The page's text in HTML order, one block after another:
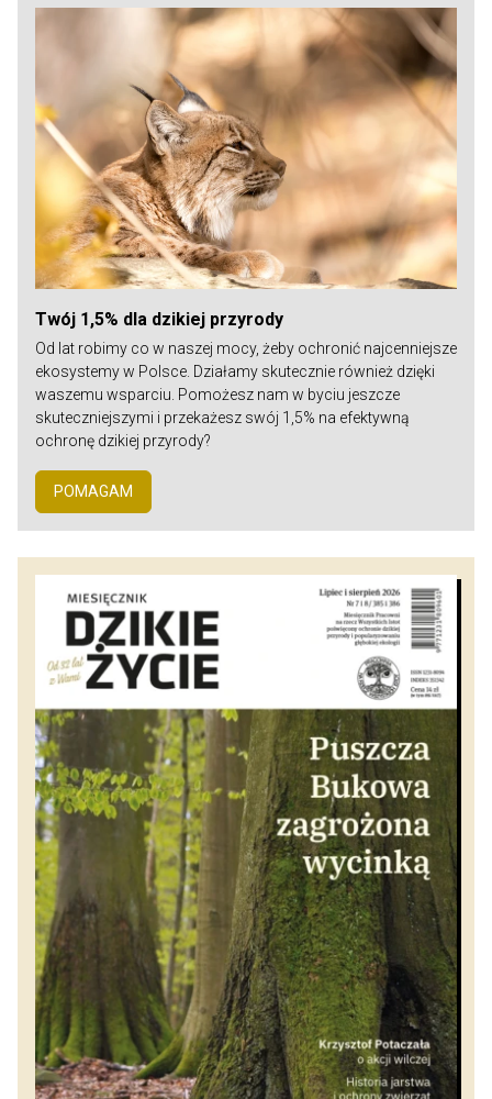
Twój 1,5% dla dzikiej przyrody
Od lat robimy co w naszej mocy, żeby ochronić najcenniejsze
ekosystemy w Polsce. Działamy skutecznie również dzięki
waszemu wsparciu. Pomożesz nam w byciu jeszcze
skuteczniejszymi i przekażesz swój 1,5% na efektywną
ochronę dzikiej przyrody?
POMAGAM